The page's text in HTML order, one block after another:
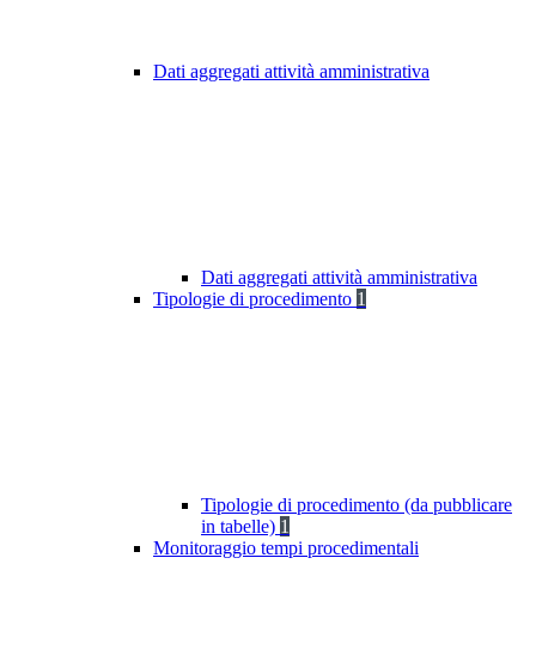
Dati aggregati attività amministrativa
Dati aggregati attività amministrativa
Tipologie di procedimento 1
Tipologie di procedimento (da pubblicare
in tabelle) 1
Monitoraggio tempi procedimentali